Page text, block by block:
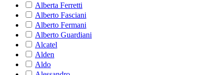
Alberta Ferretti
Alberto Fasciani
Alberto Fermani
Alberto Guardiani
Alcatel
Alden
Aldo